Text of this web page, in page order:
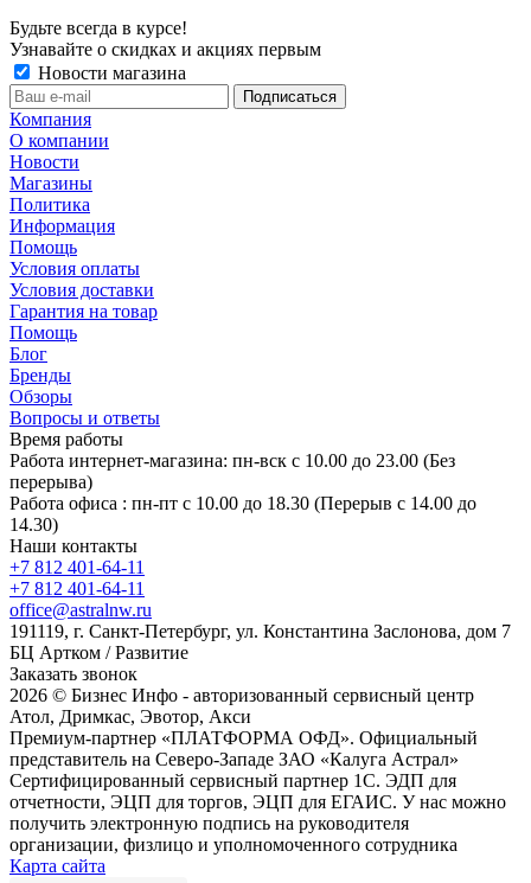
Будьте всегда в курсе!
Узнавайте о скидках и акциях первым
Новости магазина
Компания
О компании
Новости
Магазины
Политика
Информация
Помощь
Условия оплаты
Условия доставки
Гарантия на товар
Помощь
Блог
Бренды
Обзоры
Вопросы и ответы
Время работы
Работа интернет-магазина: пн-вск с 10.00 до 23.00 (Без
перерыва)
Работа офиса : пн-пт с 10.00 до 18.30 (Перерыв с 14.00 до
14.30)
Наши контакты
+7 812 401-64-11
+7 812 401-64-11
office@astralnw.ru
191119, г. Санкт-Петербург, ул. Константина Заслонова, дом 7
БЦ Артком / Развитие
Заказать звонок
2026 © Бизнес Инфо - авторизованный сервисный центр
Атол, Дримкас, Эвотор, Акси
Премиум-партнер «ПЛАТФОРМА ОФД». Официальный
представитель на Северо-Западе ЗАО «Калуга Астрал»
Сертифицированный сервисный партнер 1C. ЭДП для
отчетности, ЭЦП для торгов, ЭЦП для ЕГАИС. У нас можно
получить электронную подпись на руководителя
организации, физлицо и уполномоченного сотрудника
Карта сайта